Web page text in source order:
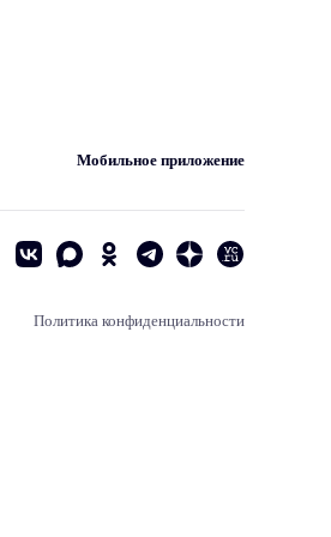
Мобильное приложение
Политика конфиденциальности